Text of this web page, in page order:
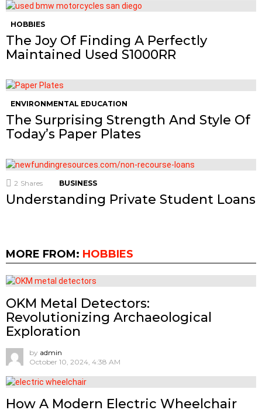
HOBBIES
The Joy Of Finding A Perfectly
Maintained Used S1000RR
ENVIRONMENTAL EDUCATION
The Surprising Strength And Style Of
Today’s Paper Plates
2 Shares BUSINESS
Understanding Private Student Loans
MORE FROM: HOBBIES
OKM Metal Detectors:
Revolutionizing Archaeological
Exploration
by admin
October 10, 2024, 4:38 AM
How A Modern Electric Wheelchair